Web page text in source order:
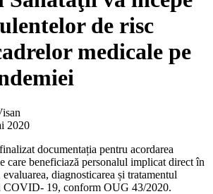
de risc
medicale pe
2020
documentația pentru acordarea
care beneficiază personalul implicat direct în
diagnosticarea și tratamentul
COVID- 19, conform OUG 43/2020.